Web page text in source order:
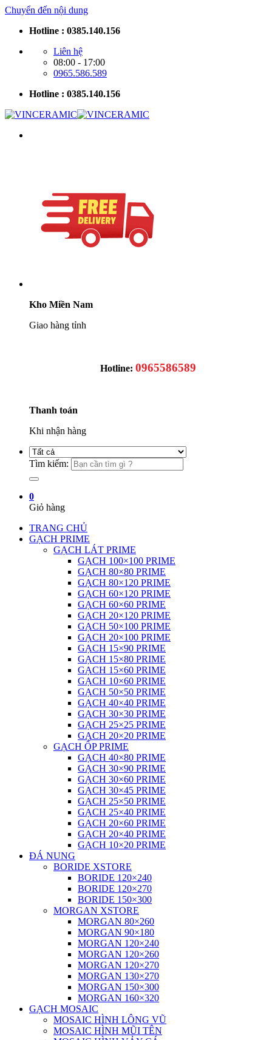
Chuyển đến nội dung
Hotline : 0385.140.156
Liên hệ
08:00 - 17:00
0965.586.589
Hotline : 0385.140.156
Kho Miền Nam
Giao hàng tỉnh
Hotline: 0965586589
Thanh toán
Khi nhận hàng
Tìm kiếm:
0
Giỏ hàng
TRANG CHỦ
GẠCH PRIME
GẠCH LÁT PRIME
GẠCH 100×100 PRIME
GẠCH 80×80 PRIME
GẠCH 80×120 PRIME
GẠCH 60×120 PRIME
GẠCH 60×60 PRIME
GẠCH 20×120 PRIME
GẠCH 50×100 PRIME
GẠCH 20×100 PRIME
GẠCH 15×90 PRIME
GẠCH 15×80 PRIME
GẠCH 15×60 PRIME
GẠCH 10×60 PRIME
GẠCH 50×50 PRIME
GẠCH 40×40 PRIME
GẠCH 30×30 PRIME
GẠCH 25×25 PRIME
GẠCH 20×20 PRIME
GẠCH ỐP PRIME
GẠCH 40×80 PRIME
GẠCH 30×90 PRIME
GẠCH 30×60 PRIME
GẠCH 30×45 PRIME
GẠCH 25×50 PRIME
GẠCH 25×40 PRIME
GẠCH 20×60 PRIME
GẠCH 20×40 PRIME
GẠCH 10×20 PRIME
ĐÁ NUNG
BORIDE XSTORE
BORIDE 120×240
BORIDE 120×270
BORIDE 150×300
MORGAN XSTORE
MORGAN 80×260
MORGAN 90×180
MORGAN 120×240
MORGAN 120×260
MORGAN 120×270
MORGAN 130×270
MORGAN 150×300
MORGAN 160×320
GẠCH MOSAIC
MOSAIC HÌNH LÔNG VŨ
MOSAIC HÌNH MŨI TÊN